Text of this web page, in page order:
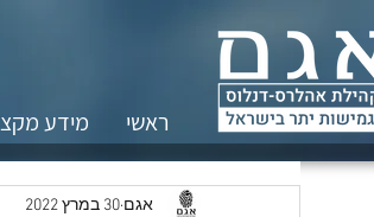
ראשי מידע
אגם 30 במרץ 2022